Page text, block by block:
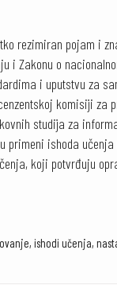
rezimiran pojam i
i Zakonu o
i uputstvu za
komisiji za
studija za
u primeni ishoda
koji potvrđuju
ishodi učenja,